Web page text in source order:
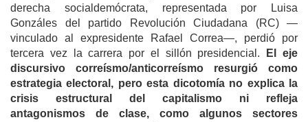
derecha socialdemócrata, representada por Luisa
Gonzáles del partido Revolución Ciudadana (RC) —
vinculado al expresidente Rafael Correa—, perdió por
tercera vez la carrera por el sillón presidencial.
El eje
discursivo correísmo/anticorreísmo resurgió como
estrategia electoral, pero esta dicotomía no explica la
crisis estructural del capitalismo ni refleja
antagonismos de clase, como algunos sectores